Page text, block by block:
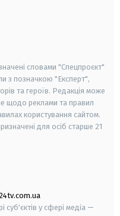
словами "Спецпроєкт"
з позначкою "Експерт",
та героїв. Редакція може
щодо реклами та правил
користування сайтом.
для осіб старше 21
суб'єктів у сфері медіа —